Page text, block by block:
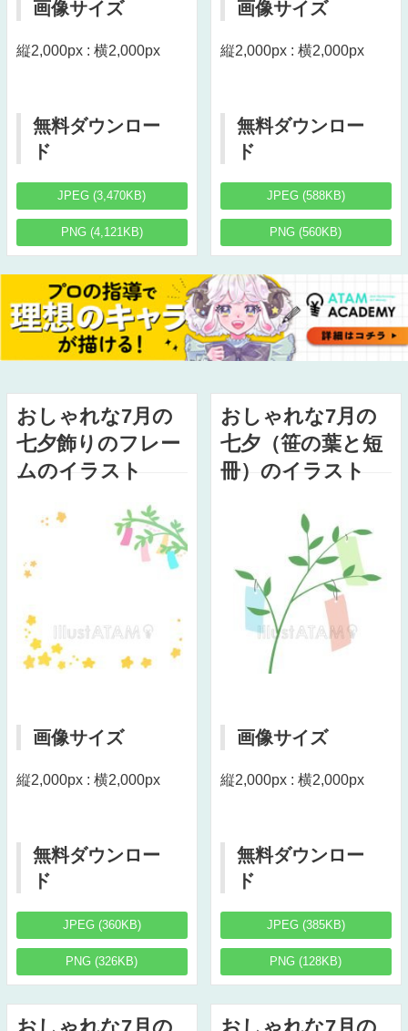
画像サイズ
縦2,000px : 横2,000px
無料ダウンロー
ド
JPEG (3,470KB)
PNG (4,121KB)
画像サイズ
縦2,000px : 横2,000px
無料ダウンロー
ド
JPEG (588KB)
PNG (560KB)
おしゃれな7月の
七夕飾りのフレー
ムのイラスト
画像サイズ
縦2,000px : 横2,000px
無料ダウンロー
ド
JPEG (360KB)
PNG (326KB)
おしゃれな7月の
七夕（笹の葉と短
冊）のイラスト
画像サイズ
縦2,000px : 横2,000px
無料ダウンロー
ド
JPEG (385KB)
PNG (128KB)